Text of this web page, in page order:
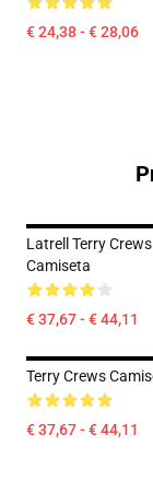
€ 24,38 - € 28,06
Latrell Terry
Camiseta
€ 37,67 - € 44,11
Terry Crews
€ 37,67 - € 44,11